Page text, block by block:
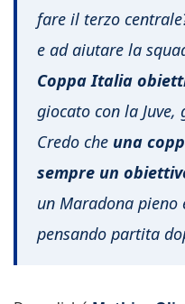
fare il terzo
e ad aiutare la
Coppa Italia
giocato con la
Credo che una
sempre un
un Maradona pieno
pensando partita